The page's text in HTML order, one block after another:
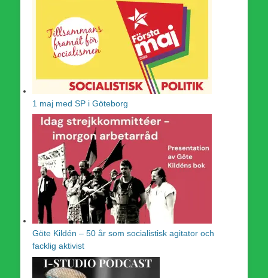
1 maj med SP i Göteborg
Göte Kildén – 50 år som socialistisk agitator och
facklig aktivist